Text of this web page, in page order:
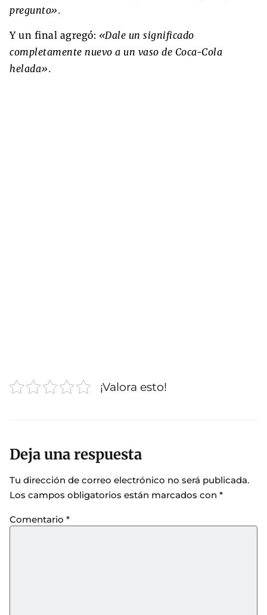
pregunto».
Y un final agregó: «Dale un significado
completamente nuevo a un vaso de Coca-Cola
helada».
¡Valora esto!
Deja una respuesta
Tu dirección de correo electrónico no será publicada.
Los campos obligatorios están marcados con *
Comentario *